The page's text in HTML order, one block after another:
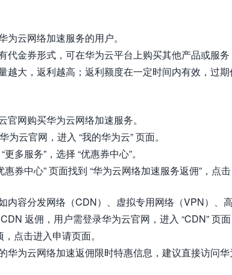
为云网络加速服务的用户。
代金券形式，可在华为云平台上购买其他产品或服
越大，返利越高；返利额度在一定时间内有效，过期
官网购买华为云网络加速服务。
为云官网，进入 “我的华为云” 页面。
更多服务”，选择 “优惠券中心”。
惠券中心” 页面找到 “华为云网络加速服务返佣”，点击
内容分发网络（CDN）、虚拟专用网络（VPN）、
返佣，用户需登录华为云官网，进入 “CDN” 页
点击进入申请页面。
华为云网络加速返佣限时特惠信息，建议直接访问华